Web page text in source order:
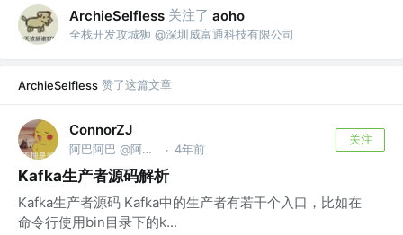
ArchieSelfless 关注了 aoho
全栈开发攻城狮 @深圳威富通科技有限公司
ArchieSelfless 赞了这篇文章
ConnorZJ
阿巴阿巴 @阿巴阿巴 · 4年前
关注
Kafka生产者源码解析
Kafka生产者源码 Kafka中的生产者有若干个入口，比如在
命令行使用bin目录下的k...